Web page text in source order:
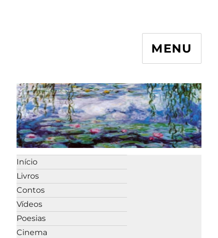
MENU
Início
Livros
Contos
Vídeos
Poesias
Cinema